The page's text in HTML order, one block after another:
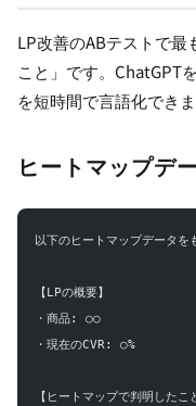
LP改善のABテストで最
こと」です。ChatGPT
を短時間で言語化できま
ヒートマップデ
以下のヒートマップデータを
【LPの概要】
・商品: ○○
・現在のCVR: ○%
【ヒートマップで判明したこ